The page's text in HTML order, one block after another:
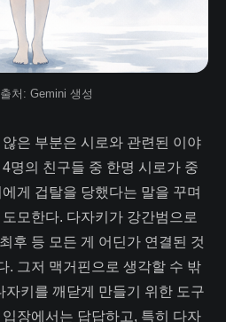
처: Gemini 생성
은 부분은 시로와 관련된 이야
명의 친구들 중 한명 시로가 중
게 겁탈을 당했다는 말을 꾸며
모한다. 다자키가 강간범으로
후 등 모든 게 어딘가 연결된 것
. 그저 맥거핀으로 생각할 수 밖
자키를 깨닫게 만들기 위한 도구
장에서는 답답하고, 특히 다자